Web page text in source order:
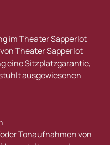
im Theater Sapperlot
Theater Sapperlot
eine Sitzplatzgarantie,
ausgewiesenen
Tonaufnahmen von